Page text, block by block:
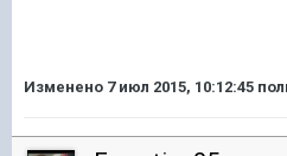
Изменено 7 июл 2015, 10:12:45